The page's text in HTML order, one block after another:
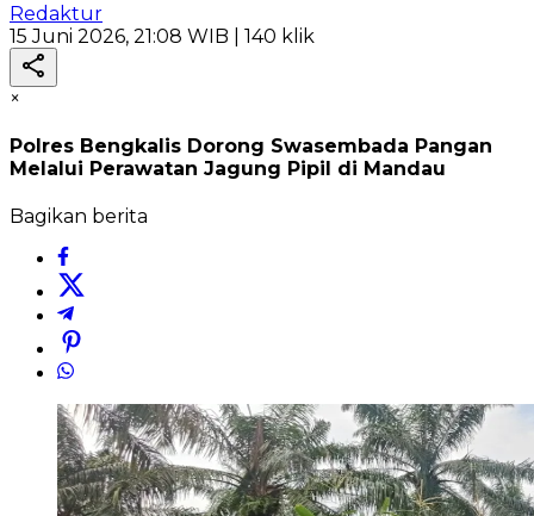
Redaktur
15 Juni 2026, 21:08 WIB | 140 klik
×
Polres Bengkalis Dorong Swasembada Pangan
Melalui Perawatan Jagung Pipil di Mandau
Bagikan berita